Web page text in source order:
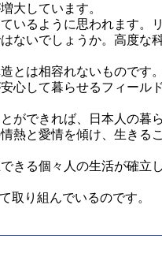
大しています。
いるように思われます。
ないでしょうか。高度な
とは相容れないものです
心して暮らせるフィール
できれば、日本人の暮
熱と愛情を傾け、生きる
きる個々人の生活が確立
り組んでいるのです。